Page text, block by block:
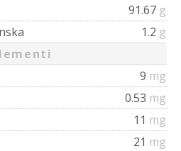
91.67 g
1.2 g
9 mg
0.53 mg
11 mg
21 mg